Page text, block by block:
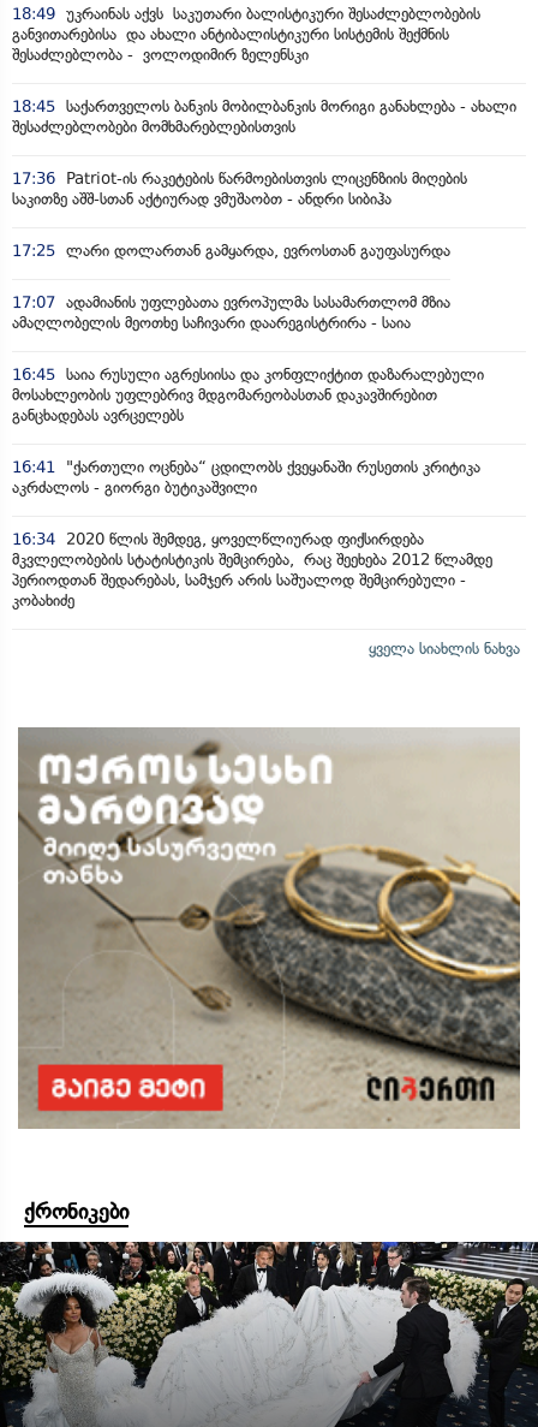
18:49 უკრაინას აქვს საკუთარი ბალისტიკური შესაძლებლობების
განვითარებისა და ახალი ანტიბალისტიკური სისტემის შექმნის
შესაძლებლობა - ვოლოდიმირ ზელენსკი
18:45 საქართველოს ბანკის მობილბანკის მორიგი განახლება - ახალი
შესაძლებლობები მომხმარებლებისთვის
17:36
Patriot-ის რაკეტების წარმოებისთვის ლიცენზიის მიღების
საკითზე აშშ-სთან აქტიურად ვმუშაობთ - ანდრი სიბიჰა
17:25 ლარი დოლართან გამყარდა, ევროსთან გაუფასურდა
17:07 ადამიანის უფლებათა ევროპულმა სასამართლომ მზია
ამაღლობელის მეოთხე საჩივარი დაარეგისტრირა - საია
16:45 საია რუსული აგრესიისა და კონფლიქტით დაზარალებული
მოსახლეობის უფლებრივ მდგომარეობასთან დაკავშირებით
განცხადებას ავრცელებს
16:41
"ქართული ოცნება“ ცდილობს ქვეყანაში რუსეთის კრიტიკა
აკრძალოს - გიორგი ბუტიკაშვილი
16:34
2020 წლის შემდეგ, ყოველწლიურად ფიქსირდება
მკვლელობების სტატისტიკის შემცირება, რაც შეეხება 2012 წლამდე
პერიოდთან შედარებას, სამჯერ არის საშუალოდ შემცირებული -
კობახიძე
ყველა სიახლის ნახვა
ქრონიკები